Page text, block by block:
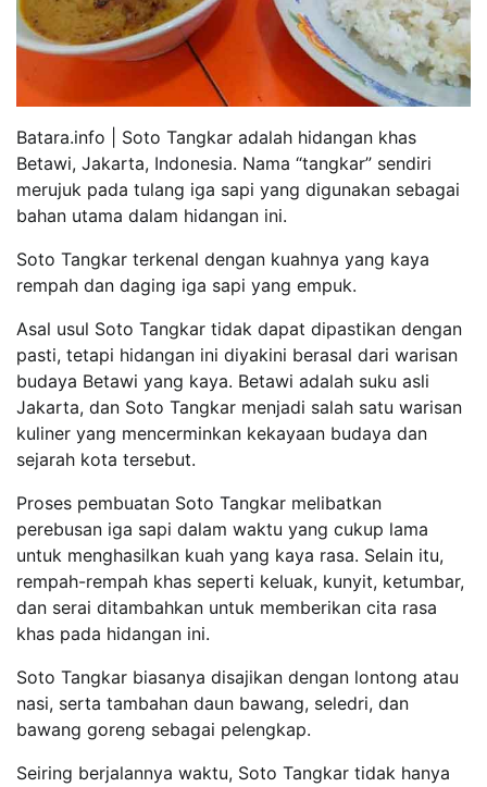
Batara.info | Soto Tangkar adalah hidangan khas
Betawi, Jakarta, Indonesia. Nama “tangkar” sendiri
merujuk pada tulang iga sapi yang digunakan sebagai
bahan utama dalam hidangan ini.
Soto Tangkar terkenal dengan kuahnya yang kaya
rempah dan daging iga sapi yang empuk.
Asal usul Soto Tangkar tidak dapat dipastikan dengan
pasti, tetapi hidangan ini diyakini berasal dari warisan
budaya Betawi yang kaya. Betawi adalah suku asli
Jakarta, dan Soto Tangkar menjadi salah satu warisan
kuliner yang mencerminkan kekayaan budaya dan
sejarah kota tersebut.
Proses pembuatan Soto Tangkar melibatkan
perebusan iga sapi dalam waktu yang cukup lama
untuk menghasilkan kuah yang kaya rasa. Selain itu,
rempah-rempah khas seperti keluak, kunyit, ketumbar,
dan serai ditambahkan untuk memberikan cita rasa
khas pada hidangan ini.
Soto Tangkar biasanya disajikan dengan lontong atau
nasi, serta tambahan daun bawang, seledri, dan
bawang goreng sebagai pelengkap.
Seiring berjalannya waktu, Soto Tangkar tidak hanya